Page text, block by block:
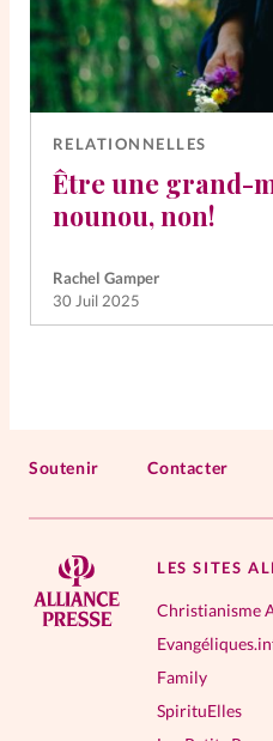
RELATIONNELLES
Être une grand-
nounou, non!
Rachel Gamper
30 Juil 2025
Soutenir Contacter
LES SITES
Christianisme
Family
SpirituElles